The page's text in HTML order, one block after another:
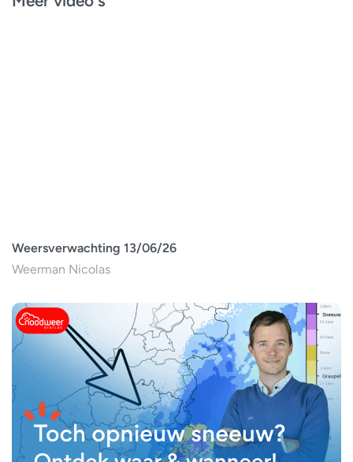
Weersverwachting 13/06/26
Weerman Nicolas